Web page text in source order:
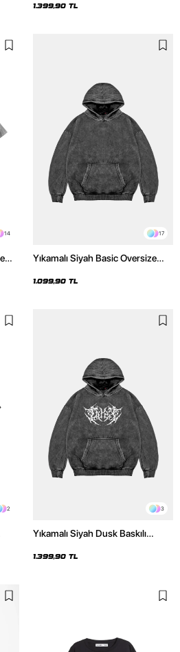
1.399,90 TL
14 17
Yıkamalı Siyah Basic Oversize
1.099,90 TL
2 3
Yıkamalı Siyah Dusk Baskılı
1.399,90 TL